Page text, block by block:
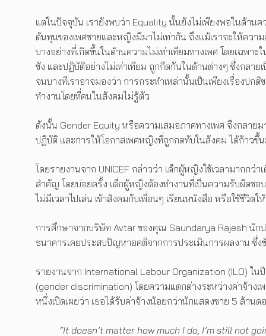
แต่ในปัจจุบัน เรายังพบว่า Equality นั้นยังไม่เพียงพอในด้านค
ต้นทุนของเพศชายและหญิงมีมาไม่เท่ากัน ถึงแม้เราจะให้ควา
บางอย่างที่เกิดขึ้นในด้านความไม่เท่าเทียมทางเพศ โดยเฉพ
ชัง และปฏิบัติอย่างไม่เท่าเทียม ถูกกีดกันในด้านต่างๆ ซึ่งกล
จนบางทีเราอาจมองว่า การกระทำเหล่านั้นเป็นเพียงเรื่องป
ทำงานโดยที่คนในสังคมไม่รู้ตัว
ดังนั้น Gender Equity หรือความเสมอภาคทางเพศ จึงกลาย
ปฏิบัติ และการให้โอกาสเพศหญิงที่ถูกกดทับในสังคม ได้ก้าวขึ้
โดยรายงานจาก UNICEF กล่าวว่า เด็กผู้หญิงใช้เวลามากก
สำคัญ โดยบ่อยครั้ง เด็กผู้หญิงต้องทำงานที่เป็นความรับผิดชอ
ไม่มีเวลาไปเล่น เข้าสังคมกับเพื่อนๆ เรียนหนังสือ หรือใช้ชีวิตให้
การศึกษาจากบริษัท Avtar ของคุณ Saundarya Rajesh นัก
ธนาคารเคยประสบปัญหาอคติจากการประเมินการผลงาน ซึ่
รายงานจาก International Labour Organization (ILO) ใ
(gender discrimination) โดยความแตกต่างระหว่างค่าจ้า
หนึ่งเปิดเผยว่า เธอได้รับค่าจ้างน้อยกว่านักแสดงชาย 5 ล้าน
“It doesn’t matter how much I do, I’m still not